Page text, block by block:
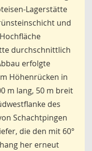
Lagerstätte
und
durchschnittlich
erfolgte
Höhenrücken in
m lang, 50 m breit
des
Schachtpingen
die den mit 60°
her erneut